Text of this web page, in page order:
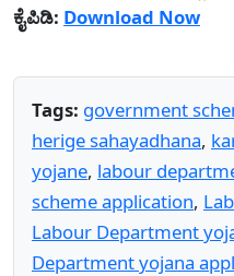
ಕೈಪಿಡಿ: Download Now
Tags: government
herige sahayadhana,
yojane, labour
scheme application,
Labour Department
Department yojana